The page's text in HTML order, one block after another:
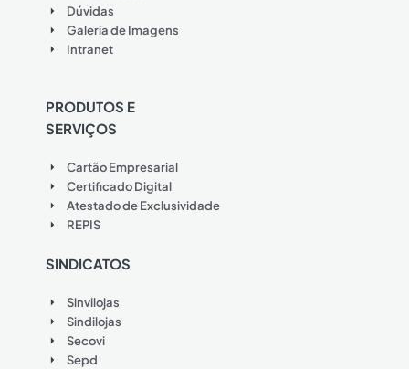
Dúvidas
Galeria de Imagens
Intranet
PRODUTOS E
SERVIÇOS
Cartão Empresarial
Certificado Digital
Atestado de Exclusividade
REPIS
SINDICATOS
Sinvilojas
Sindilojas
Secovi
Sepd